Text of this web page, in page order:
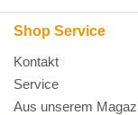
Shop Service
Kontakt
Service
Aus unserem